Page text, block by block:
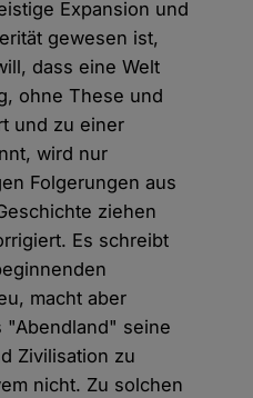
Expansion und
gewesen ist,
dass eine Welt
ohne These und
und zu einer
wird nur
Folgerungen aus
ziehen
Es schreibt
macht aber
"Abendland" seine
Zivilisation zu
nicht. Zu solchen